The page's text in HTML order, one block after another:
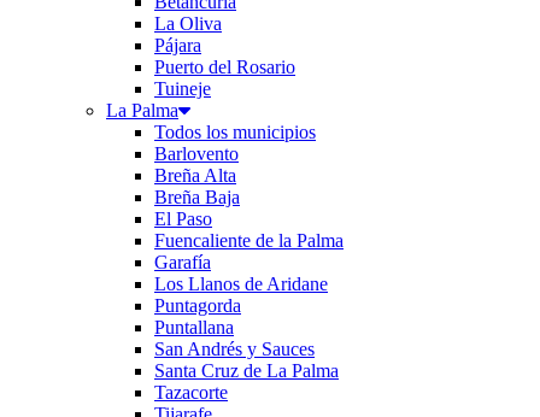
La Oliva
Pájara
Puerto del Rosario
Tuineje
La Palma
Todos los municipios
Barlovento
Breña Alta
Breña Baja
El Paso
Fuencaliente de la Palma
Garafía
Los Llanos de Aridane
Puntagorda
Puntallana
San Andrés y Sauces
Santa Cruz de La Palma
Tazacorte